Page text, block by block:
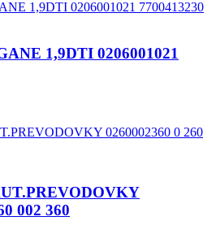
1,9DTI 0206001021
002 360